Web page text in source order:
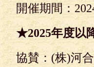
開催期間：
★2025年度以
協賛：(株)河